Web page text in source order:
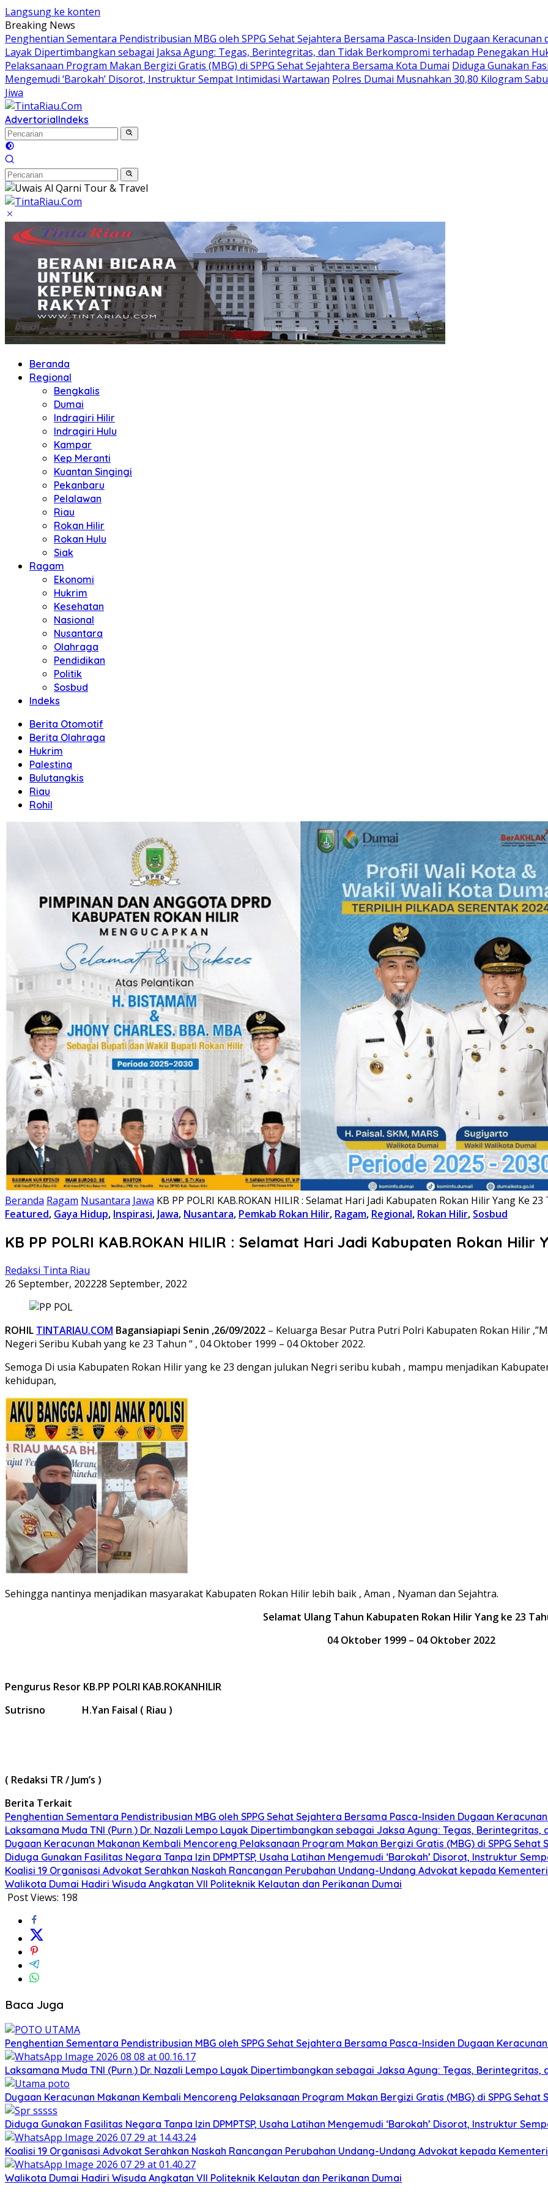
Langsung ke konten
Breaking News
Penghentian Sementara Pendistribusian MBG oleh SPPG Sehat Sejahtera Bersama Pasca-Insiden Dugaan Keracunan
Layak Dipertimbangkan sebagai Jaksa Agung: Tegas, Berintegritas, dan Tidak Berkompromi terhadap Penegakan
Pelaksanaan Program Makan Bergizi Gratis (MBG) di SPPG Sehat Sejahtera Bersama Kota Dumai Diduga Gunakan
Mengemudi ‘Barokah’ Disorot, Instruktur Sempat Intimidasi Wartawan Polres Dumai Musnahkan 30,80 Kilogram
Jiwa
AdvertorialIndeks
Beranda
Regional
Bengkalis
Dumai
Indragiri Hilir
Indragiri Hulu
Kampar
Kep Meranti
Kuantan Singingi
Pekanbaru
Pelalawan
Riau
Rokan Hilir
Rokan Hulu
Siak
Ragam
Ekonomi
Hukrim
Kesehatan
Nasional
Nusantara
Olahraga
Pendidikan
Politik
Sosbud
Indeks
Berita Otomotif
Berita Olahraga
Hukrim
Palestina
Bulutangkis
Riau
Rohil
Beranda Ragam Nusantara Jawa KB PP POLRI KAB.ROKAN HILIR : Selamat Hari Jadi Kabupaten Rokan Hilir Yang Ke
Featured, Gaya Hidup, Inspirasi, Jawa, Nusantara, Pemkab Rokan Hilir, Ragam, Regional, Rokan Hilir, Sosbud
KB PP POLRI KAB.ROKAN HILIR : Selamat Hari Jadi Kabupaten Rokan Hilir
Redaksi Tinta Riau
26 September, 202228 September, 2022
ROHIL TINTARIAU.COM Bagansiapiapi Senin ,26/09/2022 – Keluarga Besar Putra Putri Polri Kabupaten Rokan Hilir
Negeri Seribu Kubah yang ke 23 Tahun “ , 04 Oktober 1999 – 04 Oktober 2022.
Semoga Di usia Kabupaten Rokan Hilir yang ke 23 dengan julukan Negri seribu kubah , mampu menjadikan
kehidupan,
Sehingga nantinya menjadikan masyarakat Kabupaten Rokan Hilir lebih baik , Aman , Nyaman dan Sejahtra.
Selamat Ulang Tahun Kabupaten Rokan Hilir Yang ke 23
04 Oktober 1999 – 04 Oktober 2022
Pengurus Resor KB.PP POLRI KAB.ROKANHILIR
Sutrisno H.Yan Faisal ( Riau )
( Redaksi TR / Jum’s )
Berita Terkait
Penghentian Sementara Pendistribusian MBG oleh SPPG Sehat Sejahtera Bersama Pasca-Insiden Dugaan
Laksamana Muda TNI (Purn.) Dr. Nazali Lempo Layak Dipertimbangkan sebagai Jaksa Agung: Tegas,
Dugaan Keracunan Makanan Kembali Mencoreng Pelaksanaan Program Makan Bergizi Gratis (MBG) di SPPG
Diduga Gunakan Fasilitas Negara Tanpa Izin DPMPTSP, Usaha Latihan Mengemudi ‘Barokah’ Disorot, Instruktur
Koalisi 19 Organisasi Advokat Serahkan Naskah Rancangan Perubahan Undang-Undang Advokat kepada
Walikota Dumai Hadiri Wisuda Angkatan VII Politeknik Kelautan dan Perikanan Dumai
Post Views: 198
Baca Juga
Penghentian Sementara Pendistribusian MBG oleh SPPG Sehat Sejahtera Bersama Pasca-Insiden Dugaan
Laksamana Muda TNI (Purn.) Dr. Nazali Lempo Layak Dipertimbangkan sebagai Jaksa Agung: Tegas,
Dugaan Keracunan Makanan Kembali Mencoreng Pelaksanaan Program Makan Bergizi Gratis (MBG) di SPPG
Diduga Gunakan Fasilitas Negara Tanpa Izin DPMPTSP, Usaha Latihan Mengemudi ‘Barokah’ Disorot, Instruktur
Koalisi 19 Organisasi Advokat Serahkan Naskah Rancangan Perubahan Undang-Undang Advokat kepada
Walikota Dumai Hadiri Wisuda Angkatan VII Politeknik Kelautan dan Perikanan Dumai